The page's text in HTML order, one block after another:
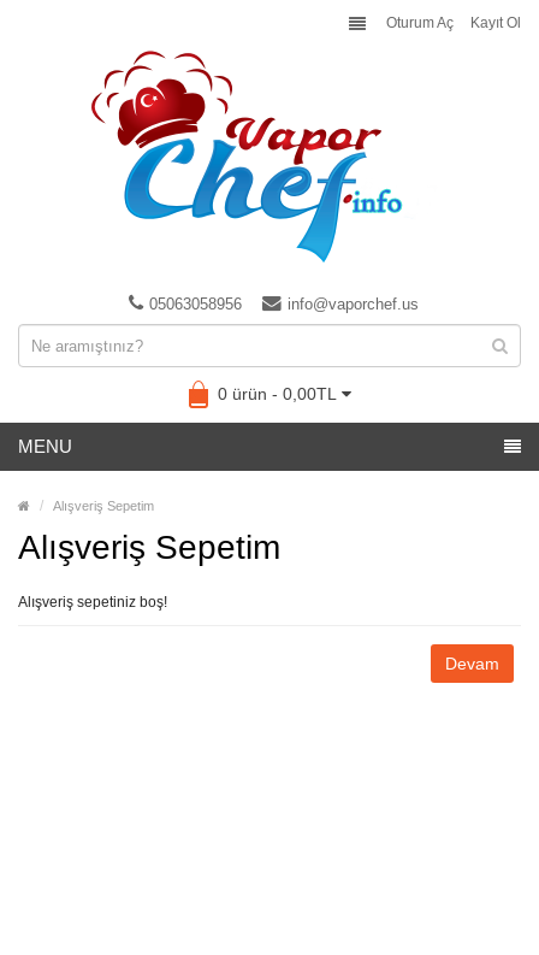
Oturum Aç Kayıt Ol
05063058956 info@vaporchef.us
0 ürün - 0,00TL
MENU
Alışveriş Sepetim
Alışveriş Sepetim
Alışveriş sepetiniz boş!
Devam